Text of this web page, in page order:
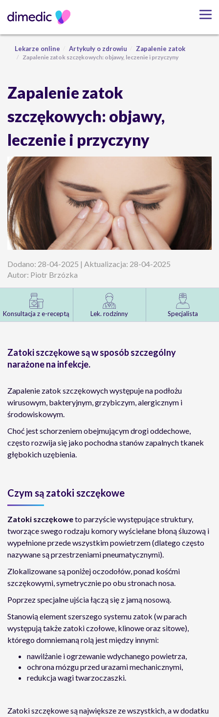
Lekarze online Artykuły o zdrowiu Zapalenie zatok
Zapalenie zatok szczękowych: objawy, leczenie i przyczyny
Zapalenie zatok
szczękowych: objawy,
leczenie i przyczyny
Dodano: 28-04-2025 | Aktualizacja: 28-04-2025
Autor: Piotr Brzózka
Konsultacja z e-receptą Lek. rodzinny Specjalista
Zatoki szczękowe są w sposób szczególny
narażone na infekcje.
Zapalenie zatok szczękowych występuje na podłożu
wirusowym, bakteryjnym, grzybiczym, alergicznym i
środowiskowym.
Choć jest schorzeniem obejmującym drogi oddechowe,
często rozwija się jako pochodna stanów zapalnych tkanek
głębokich uzębienia.
Czym są zatoki szczękowe
Zatoki szczękoweto parzyście występujące struktury,
tworzące swego rodzaju komory wyściełane błoną śluzową i
wypełnione przede wszystkim powietrzem (dlatego często
nazywane są przestrzeniami pneumatycznymi).
Zlokalizowane są poniżej oczodołów, ponad kośćmi
szczękowymi, symetrycznie po obu stronach nosa.
Poprzez specjalne ujścia łączą się z jamą nosową.
Stanowią element szerszego systemu zatok (w parach
występują także zatoki czołowe, klinowe oraz sitowe),
którego domniemaną rolą jest między innymi:
nawilżanie i ogrzewanie wdychanego powietrza,
ochrona mózgu przed urazami mechanicznymi,
redukcja wagi twarzoczaszki.
Zatoki szczękowe są największe ze wszystkich, a w dodatku